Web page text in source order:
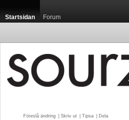
Startsidan Forum
Föreslå ändring Skriv ut Tipsa Dela